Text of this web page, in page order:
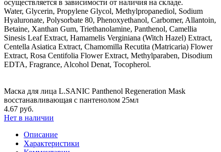
осуществляется в зависимости от наличия на складе.
Water, Glycerin, Propylene Glycol, Methylpropanediol, Sodium
Hyaluronate, Polysorbate 80, Phenoxyethanol, Carbomer, Allantoin,
Betaine, Xanthan Gum, Triethanolamine, Panthenol, Camellia
Sinesis Leaf Extract, Hamamelis Verginiana (Witch Hazel) Extract,
Centella Asiatica Extract, Chamomilla Recutita (Matricaria) Flower
Extract, Rosa Centifolia Flower Extract, Methylparaben, Disodium
EDTA, Fragrance, Alcohol Denat, Tocopherol.
Маска для лица L.SANIC Panthenol Regeneration Mask
восстанавливающая с пантенолом 25мл
4.67 руб.
Нет в наличии
Описание
Характеристики